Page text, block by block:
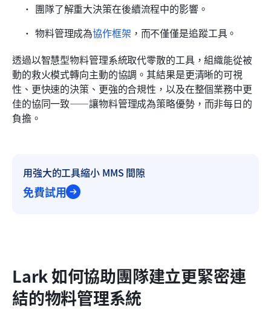
團隊了解重大決策在後續流程中的影響。
物料管理成為協作框架 ，而不僅僅是追蹤工具。
透過以智慧型物料管理系統取代零散的工具，組織能從被
動的救火模式轉向主動的協調。其結果是更清晰的可視
性、更快速的決策、更強的合規性，以及在整個業務中更
佳的協同一致——讓物料管理成為策略優勢，而非每日的
負擔。
用強大的工具縮小 MMS 間隙
免費試用
Lark 如何協助團隊建立更緊密連
結的物料管理系統